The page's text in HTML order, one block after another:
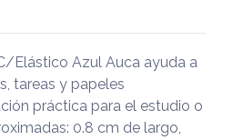
Elástico Azul Auca ayuda a
tareas y papeles
práctica para el estudio o
0.8 cm de largo,